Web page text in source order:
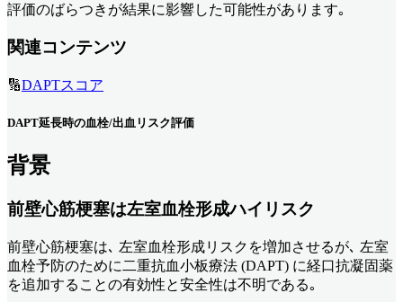
評価のばらつきが結果に影響した可能性があります｡
関連コンテンツ
🔢DAPTスコア
DAPT延長時の血栓/出血リスク評価
背景
前壁心筋梗塞は左室血栓形成ハイリスク
前壁心筋梗塞は､ 左室血栓形成リスクを増加させるが､ 左室
血栓予防のために二重抗血小板療法 (DAPT) に経口抗凝固薬
を追加することの有効性と安全性は不明である｡